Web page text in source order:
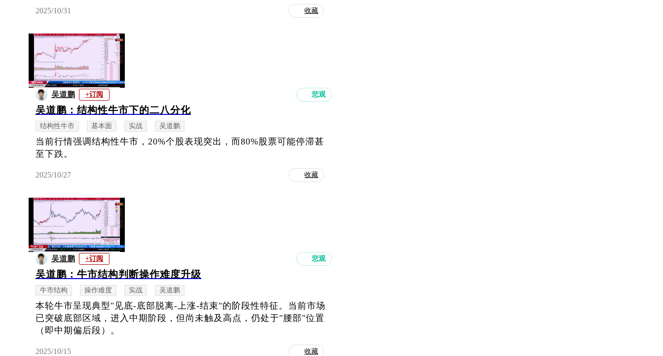
2025/10/31 收藏
吴道鹏 +订阅 悲观
吴道鹏：结构性牛市下的二八分化
结构性牛市 基本面 实战 吴道鹏
当前行情强调结构性牛市，20%个股表现突出，而80%股票可能停滞甚
至下跌。
2025/10/27 收藏
吴道鹏 +订阅 悲观
吴道鹏：牛市结构判断操作难度升级
牛市结构 操作难度 实战 吴道鹏
本轮牛市呈现典型"见底-底部脱离-上涨-结束"的阶段性特征。当前市场
已突破底部区域，进入中期阶段，但尚未触及高点，仍处于"腰部"位置
（即中期偏后段）。
2025/10/15 收藏